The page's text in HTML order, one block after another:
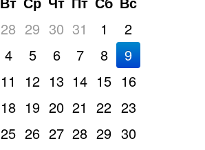
28 29 30 31 1
2
4 5 6 7 8
9
11 12 13 14 15 16
18 19 20 21 22 23
25 26 27 28 29 30